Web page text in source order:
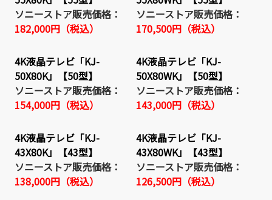
ソニーストア販売価格：
182,000円（税込）
4K液晶テレビ「KJ-
50X80K」【50型】
ソニーストア販売価格：
154,000円（税込）
4K液晶テレビ「KJ-
43X80K」【43型】
ソニーストア販売価格：
138,000円（税込）
ソニーストア販売価格：
170,500円（税込）
4K液晶テレビ「KJ-
50X80WK」【50型】
ソニーストア販売価格：
143,000円（税込）
4K液晶テレビ「KJ-
43X80WK」【43型】
ソニーストア販売価格：
126,500円（税込）